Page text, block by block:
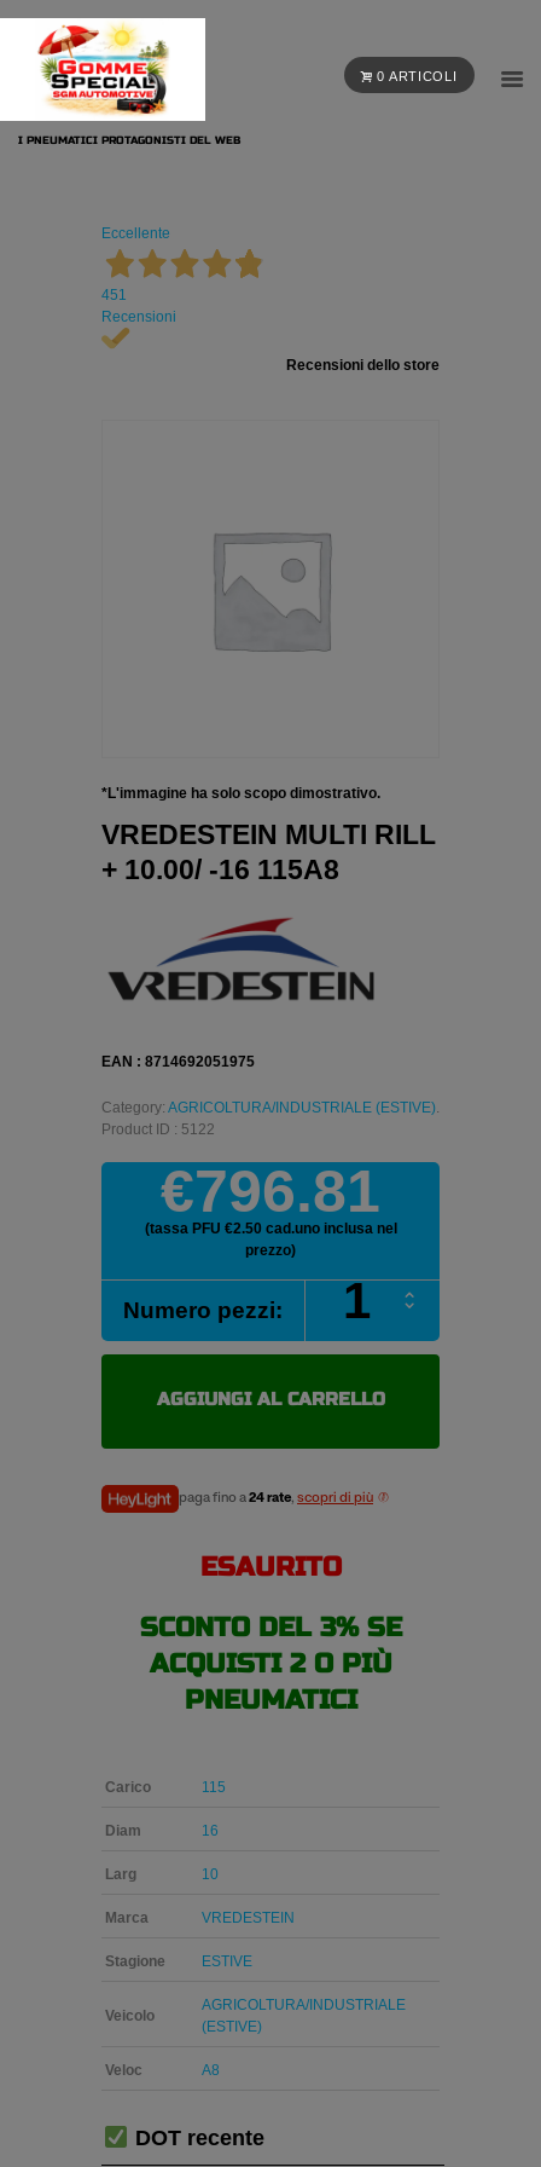
0 ARTICOLI
I PNEUMATICI PROTAGONISTI DEL WEB
Eccellente
451
Recensioni
Recensioni dello store
*L'immagine ha solo scopo dimostrativo.
VREDESTEIN MULTI RILL
+ 10.00/ -16 115A8
EAN : 8714692051975
Category: AGRICOLTURA/INDUSTRIALE (ESTIVE)
Product ID : 5122
€796.81
(tassa PFU €2.50 cad.uno inclusa nel
prezzo)
Numero pezzi:
VREDESTEIN
MULTI
RILL
10.00/
AGGIUNGI AL CARRELLO
paga fino a24 rate, scopri di più
ESAURITO
SCONTO DEL 3% SE
ACQUISTI 2 O PIÙ
PNEUMATICI
Carico 115
Diam 16
Larg 10
Marca VREDESTEIN
Stagione ESTIVE
Veicolo
AGRICOLTURA/INDUSTRIALE
(ESTIVE)
Veloc A8
DOT recente